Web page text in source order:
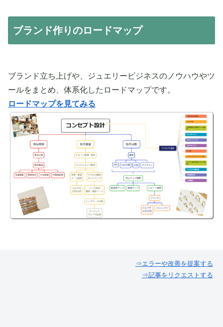
ブランド作りのロードマップ
ブランド立ち上げや、ジュエリービジネスのノウハウやツ
ールをまとめ、体系化したロードマップです。
ロードマップを見てみる
⇒エラーや改善を提案する
⇒記事をリクエストする